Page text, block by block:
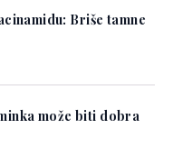
Briše tamne
može biti dobra